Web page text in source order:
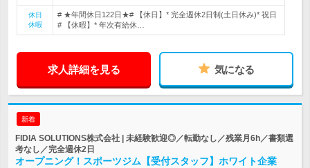
休日
休暇
# ★年間休日122日★# 【休日】* 完全週休2日制(土日休み)* 祝日
# 【休暇】* 年次有給休…
求人詳細を見る 気になる
新着
FIDIA SOLUTIONS株式会社 | 未経験歓迎◎／転勤なし／残業月6h／書類選
考なし／完全週休2日
オープニング！スポーツジム【受付スタッフ】ホワイト企業